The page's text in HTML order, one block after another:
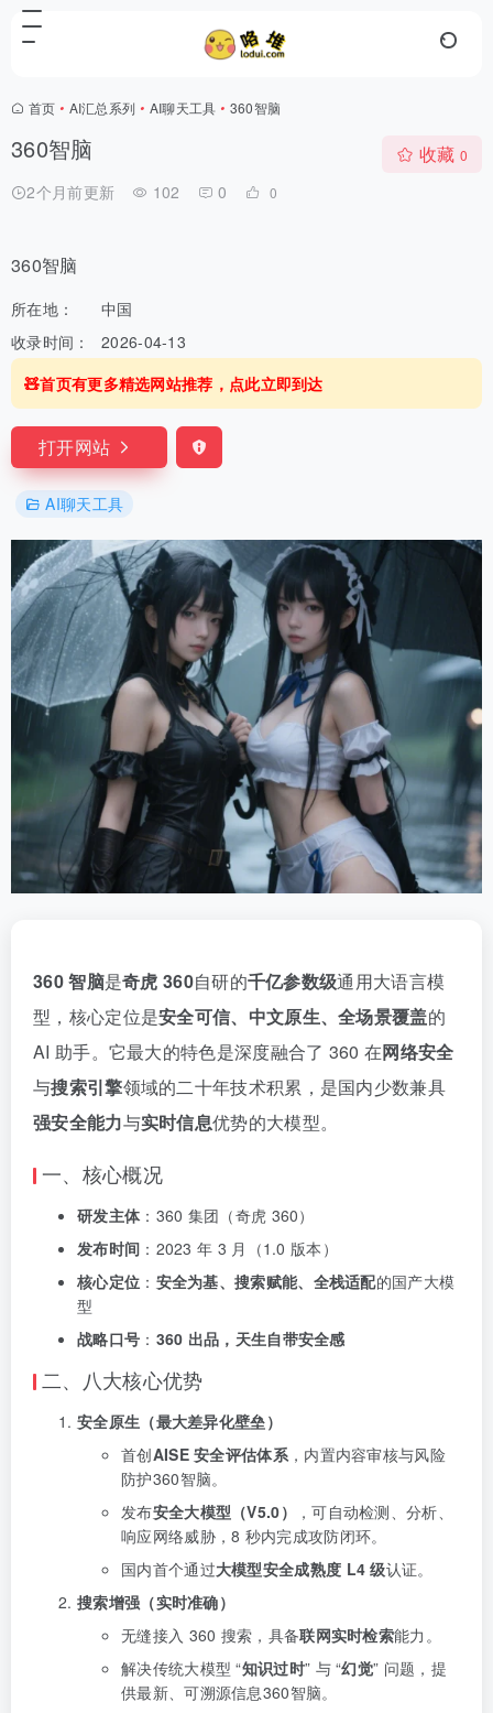
首页 • AI汇总系列 • AI聊天工具 • 360智脑
360智脑
2个月前更新 102 0 0
收藏 0
360智脑
所在地：
中国
收录时间：
2026-04-13
🧸首页有更多精选网站推荐，点此立即到达
打开网站
AI聊天工具
360 智脑是奇虎 360自研的千亿参数级通用大语言模
型，核心定位是安全可信、中文原生、全场景覆盖的
AI 助手。它最大的特色是深度融合了 360 在网络安全
与搜索引擎领域的二十年技术积累，是国内少数兼具
强安全能力与实时信息优势的大模型。
一、核心概况
研发主体：360 集团（奇虎 360）
发布时间 ：2023 年 3 月（1.0 版本）
核心定位 ： 安全为基、搜索赋能、全栈适配的国产大模
型
战略口号 ： 360 出品，天生自带安全感
二、八大核心优势
安全原生（最大差异化壁垒）
首创AISE 安全评估体系，内置内容审核与风险
防护360智脑。
发布安全大模型（V5.0）
，可自动检测、分析、
响应网络威胁，8 秒内完成攻防闭环。
国内首个通过大模型安全成熟度 L4 级认证。
搜索增强（实时准确）
无缝接入 360 搜索，具备联网实时检索能力。
解决传统大模型 “知识过时” 与 “幻觉” 问题，提
供最新、可溯源信息360智脑。